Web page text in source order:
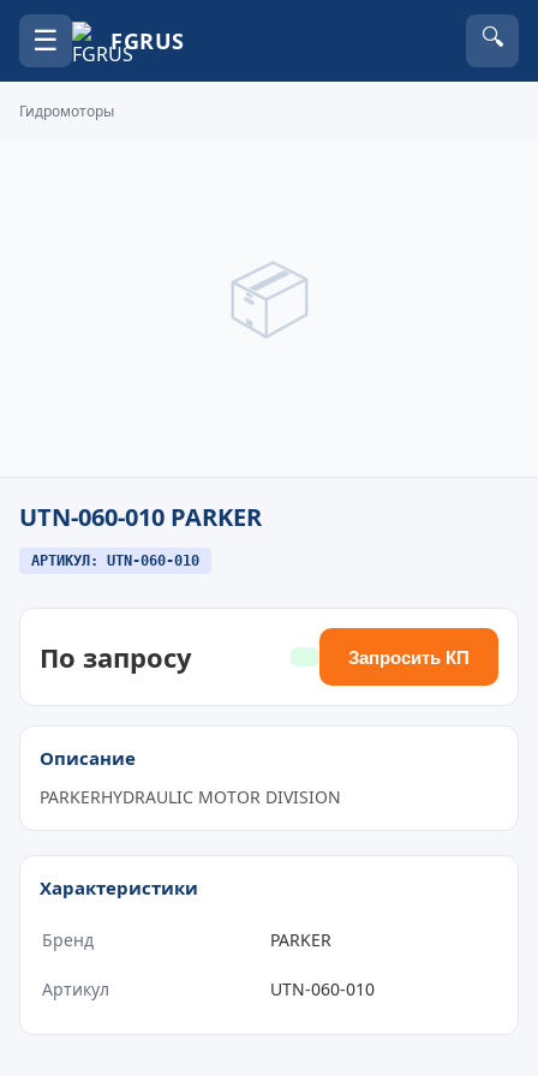
☰ FGRUS 🔍
Гидромоторы
📦
UTN-060-010 PARKER
АРТИКУЛ: UTN-060-010
По запросу Запросить КП
Описание
PARKERHYDRAULIC MOTOR DIVISION
Характеристики
Бренд PARKER
Артикул UTN-060-010